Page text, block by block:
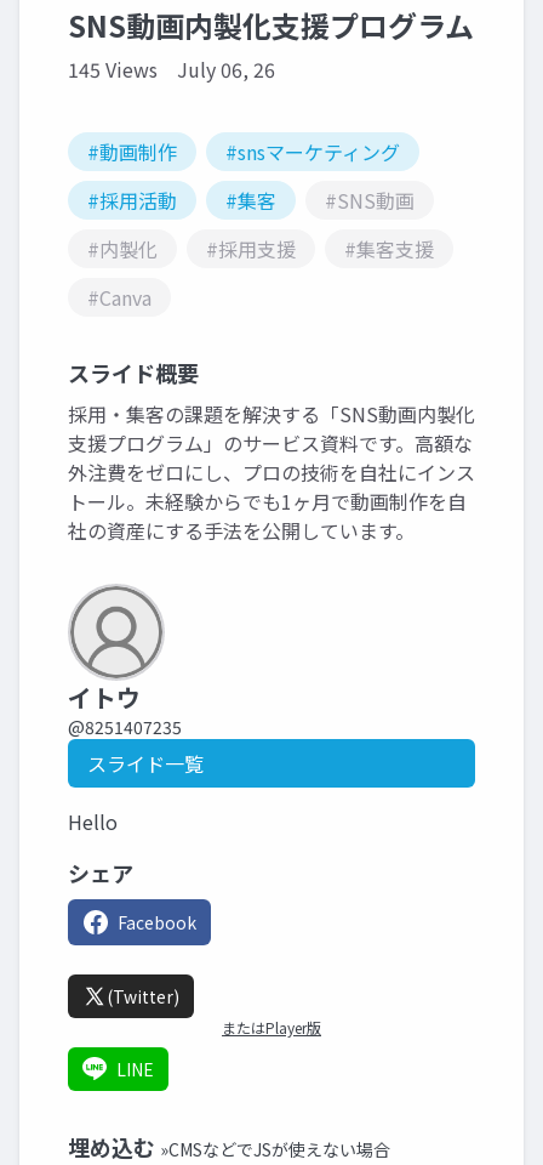
SNS動画内製化支援プログラム
145 Views July 06, 26
#動画制作
#snsマーケティング
#採用活動
#集客
#SNS動画
#内製化
#採用支援
#集客支援
#Canva
スライド概要
採用・集客の課題を解決する「SNS動画内製化
支援プログラム」のサービス資料です。高額な
外注費をゼロにし、プロの技術を自社にインス
トール。未経験からでも1ヶ月で動画制作を自
社の資産にする手法を公開しています。
イトウ
@8251407235
スライド一覧
Hello
シェア
Facebook
(Twitter)
またはPlayer版
LINE
埋め込む »CMSなどでJSが使えない場合